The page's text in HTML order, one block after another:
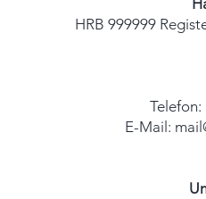
HRB 999999
Telefon:
E-Mail: